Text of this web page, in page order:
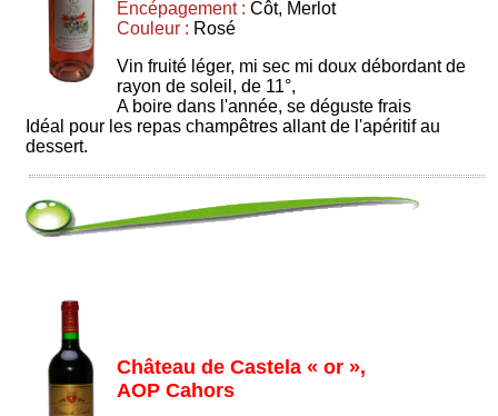
Encépagement : Côt, Merlot
Couleur : Rosé
Vin fruité léger, mi sec mi doux débordant de
rayon de soleil, de 11°,
A boire dans l'année, se déguste frais
Idéal pour les repas champêtres allant de l'apéritif au
dessert.
Château de Castela « or »,
AOP Cahors